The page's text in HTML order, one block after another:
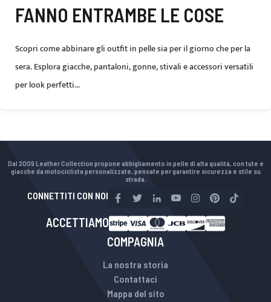
FANNO ENTRAMBE LE COSE
Scopri come abbinare gli outfit in pelle sia per il giorno che per la
sera. Esplora giacche, pantaloni, gonne, stivali e accessori versatili
per look perfetti...
Dal 2009 Leather Collection propone abbigliamento in pelle di alta qualità, con tute e
giacche da motociclista personalizzate, pensate per garantire sicurezza e stile su
strada.
CONNETTITI CON NOI
ACCETTIAMO
COMPAGNIA
La nostra storia
Contattaci
Mappa del sito